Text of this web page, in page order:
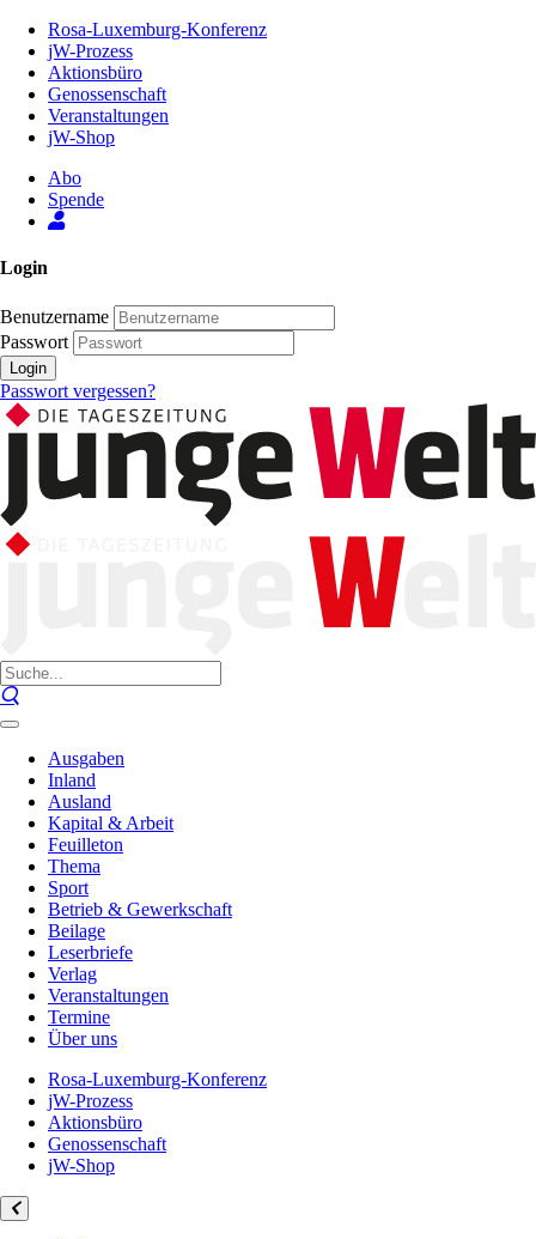
Inhalt
Seite
Rosa-Luxemburg-Konferenz
jW-Prozess
Aktionsbüro
Genossenschaft
Veranstaltungen
jW-Shop
Abo
Spende
Login
Benutzername
Passwort
Login
Passwort vergessen?
Ausgaben
Inland
Ausland
Kapital & Arbeit
Feuilleton
Thema
Sport
Betrieb & Gewerkschaft
Beilage
Leserbriefe
Verlag
Veranstaltungen
Termine
Über uns
Rosa-Luxemburg-Konferenz
jW-Prozess
Aktionsbüro
Genossenschaft
jW-Shop